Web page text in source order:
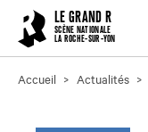
LE GRAND R
SCÈNE NATIONALE
LA ROCHE-SUR-YON
Accueil Actualités
Cookies management panel